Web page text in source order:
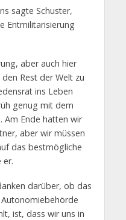
sagte Schuster,
Entmilitarisierung
aber auch hier
Rest der Welt zu
ins Leben
genug mit dem
Am Ende hatten wir
aber wir müssen
das bestmögliche
er.
darüber, ob das
ist, dass wir uns in